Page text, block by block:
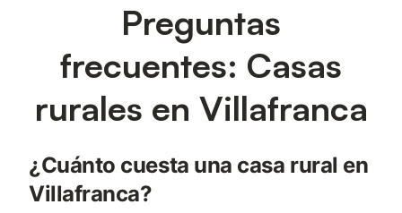
Preguntas
frecuentes: Casas
rurales en Villafranca
¿Cuánto cuesta una casa rural en
Villafranca?